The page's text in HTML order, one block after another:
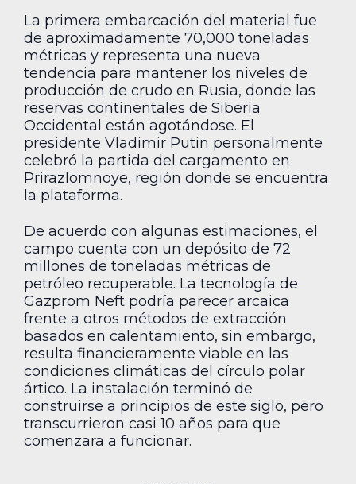
La primera embarcación del material fue
de aproximadamente 70,000 toneladas
métricas y representa una nueva
tendencia para mantener los niveles de
producción de crudo en Rusia, donde las
reservas continentales de Siberia
Occidental están agotándose. El
presidente Vladimir Putin personalmente
celebró la partida del cargamento en
Prirazlomnoye, región donde se encuentra
la plataforma.
De acuerdo con algunas estimaciones, el
campo cuenta con un depósito de 72
millones de toneladas métricas de
petróleo recuperable. La tecnología de
Gazprom Neft podría parecer arcaica
frente a otros métodos de extracción
basados en calentamiento, sin embargo,
resulta financieramente viable en las
condiciones climáticas del círculo polar
ártico. La instalación terminó de
construirse a principios de este siglo, pero
transcurrieron casi 10 años para que
comenzara a funcionar.